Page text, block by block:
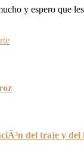
y espero que
del traje y del